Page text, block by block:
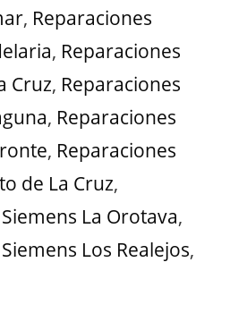
, Reparaciones
, Reparaciones
Cruz, Reparaciones
, Reparaciones
, Reparaciones
de La Cruz,
La Orotava,
Los Realejos,